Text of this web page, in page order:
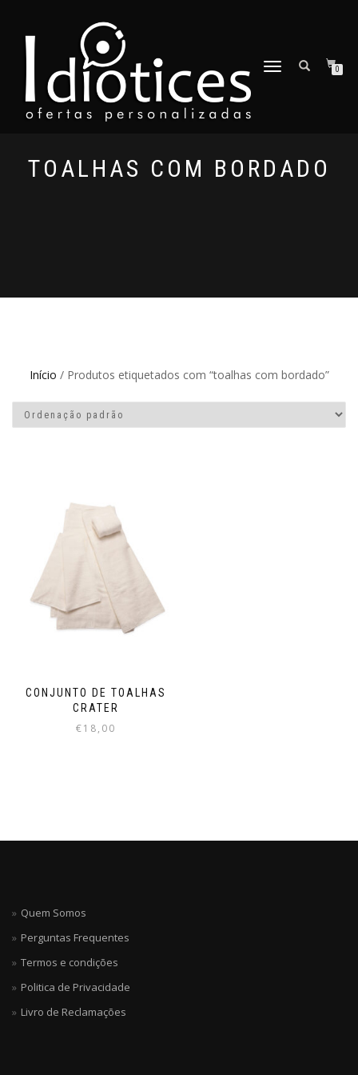
ALTERNAR
0
TOALHAS COM BORDADO
Início / Produtos etiquetados com “toalhas com bordado”
CONJUNTO DE TOALHAS
CRATER
€18,00
Quem Somos
Perguntas Frequentes
Termos e condições
Politica de Privacidade
Livro de Reclamações